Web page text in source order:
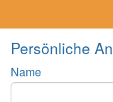
Persönliche
Name